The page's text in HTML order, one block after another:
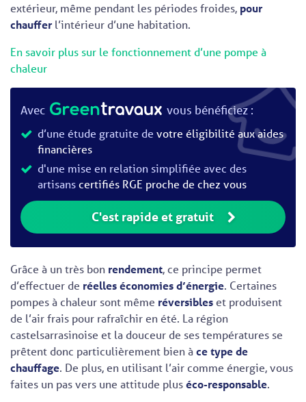
extérieur, même pendant les périodes froides, pour
chauffer l’intérieur d’une habitation.
En savoir plus sur le fonctionnement d’une pompe à
chaleur
Avec
vous bénéficiez :
d’une étude gratuite de votre éligibilité aux aides
financières
d'une mise en relation simplifiée avec des
artisanscertifiés RGE proche de chez vous
C'est rapide et gratuit
Grâce à un très bon rendement, ce principe permet
d’effectuer de réelles économies d’énergie. Certaines
pompes à chaleur sont même réversibleset produisent
de l’air frais pour rafraîchir en été. La région
castelsarrasinoise et la douceur de ses températures se
prêtent donc particulièrement bien àce type de
chauffage. De plus, en utilisant l’air comme énergie, vous
faites un pas vers une attitude pluséco-responsable.